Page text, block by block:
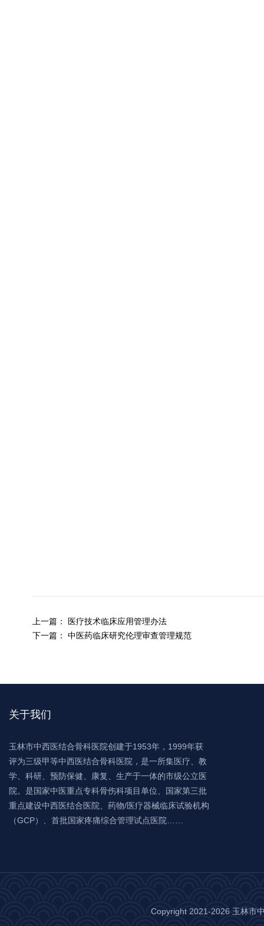
上一篇：
医疗技术临床应用管理办法
下一篇： 中医药临床研究伦理审查管理规范
关于我们
玉林市中西医结合骨科医院创建于1953年，1999年获
评为三级甲等中西医结合骨科医院，是一所集医疗、教
学、科研、预防保健、康复、生产于一体的市级公立医
院。是国家中医重点专科骨伤科项目单位、国家第三批
重点建设中西医结合医院、药物/医疗器械临床试验机构
（GCP）、首批国家疼痛综合管理试点医院……
Copyright 2021-2026 玉林市